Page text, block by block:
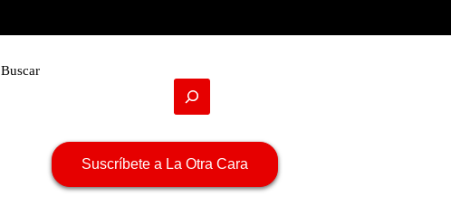
Buscar
Suscríbete a La Otra Cara